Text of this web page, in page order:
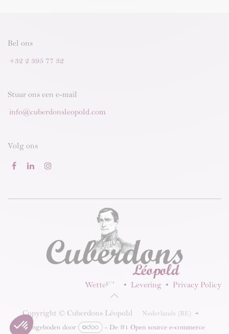
Bel ons
+32 2 395 77 32
Stuur ons een e-mail
info@cuberdonsleopold.com
Volg ons
Wettelijke • Levering • Privacy Policy
Copyright © Cuberdons Léopold
Nederlands (BE)
Aangeboden door
- De #1Open source e-commerce